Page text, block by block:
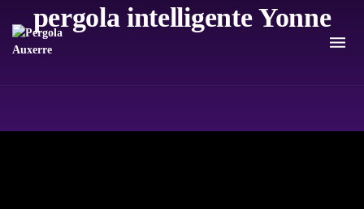
pergola intelligente Yonne